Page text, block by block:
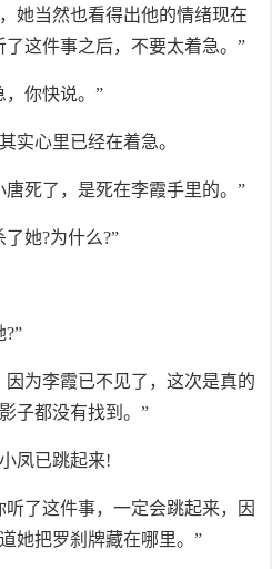
她当然也看得出他的情绪现在
这件事之后，不要太着急。”
，你快说。”
实心里已经在着急。
唐死了，是死在李霞手里的。”
她?为什么?”
?”
因为李霞已不见了，这次是真的
子都没有找到。”
凤已跳起来!
听了这件事，一定会跳起来，因
她把罗刹牌藏在哪里。”